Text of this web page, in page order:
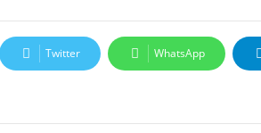
Twitter WhatsApp